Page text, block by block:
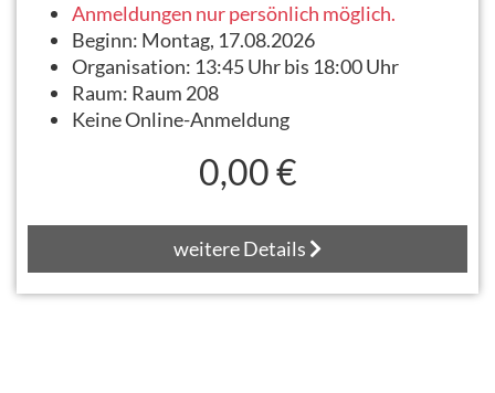
Anmeldungen nur persönlich möglich.
Beginn: Montag, 17.08.2026
Organisation: 13:45 Uhr bis 18:00 Uhr
Raum: Raum 208
Keine Online-Anmeldung
0,00 €
weitere Details